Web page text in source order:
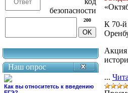
200
Наш опрос
Как вы относитетсь к введению
К 70-й
Акция
...